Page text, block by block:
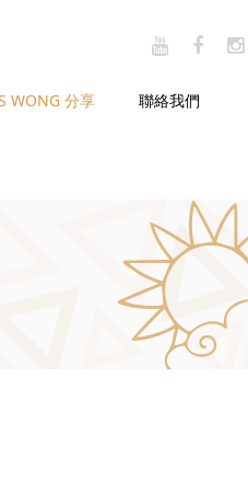
WONG 分享 聯絡我們